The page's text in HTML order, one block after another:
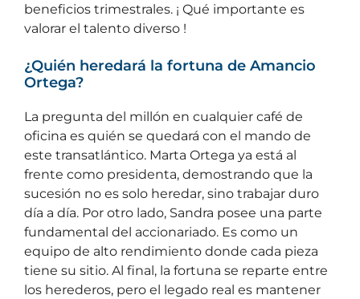
beneficios trimestrales. ¡ Qué importante es
valorar el talento diverso !
¿Quién heredará la fortuna de Amancio
Ortega?
La pregunta del millón en cualquier café de
oficina es quién se quedará con el mando de
este transatlántico. Marta Ortega ya está al
frente como presidenta, demostrando que la
sucesión no es solo heredar, sino trabajar duro
día a día. Por otro lado, Sandra posee una parte
fundamental del accionariado. Es como un
equipo de alto rendimiento donde cada pieza
tiene su sitio. Al final, la fortuna se reparte entre
los herederos, pero el legado real es mantener